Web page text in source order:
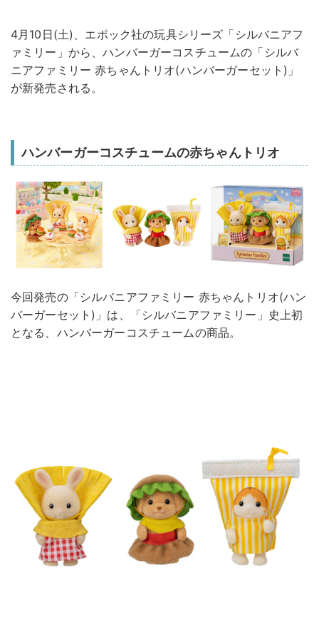
4月10日(土)、エポック社の玩具シリーズ「シルバニアフ
ァミリー」から、ハンバーガーコスチュームの「シルバ
ニアファミリー 赤ちゃんトリオ(ハンバーガーセット)」
が新発売される。
ハンバーガーコスチュームの赤ちゃんトリオ
今回発売の「シルバニアファミリー 赤ちゃんトリオ(ハン
バーガーセット)」は、「シルバニアファミリー」史上初
となる、ハンバーガーコスチュームの商品。